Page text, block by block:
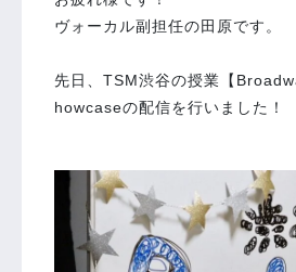
ヴォーカル副担任の田原です。
先日、TSM渋谷の授業【
howcaseの配信を行いました！